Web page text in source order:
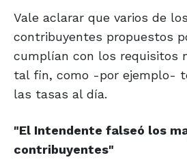
Vale aclarar que varios de
contribuyentes propuestos
cumplían con los requisitos
tal fin, como -por ejemplo-
las tasas al día.
"El Intendente falseó los
contribuyentes"